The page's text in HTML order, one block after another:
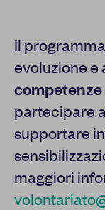
Il
evoluzione e
partecipare
supportare
maggiori